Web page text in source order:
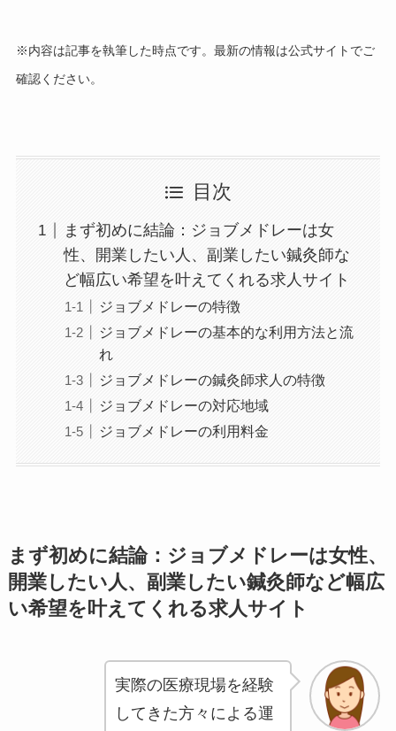
※内容は記事を執筆した時点です。最新の情報は公式サイトでご
確認ください。
目次
まず初めに結論：ジョブメドレーは女
性、開業したい人、副業したい鍼灸師な
ど幅広い希望を叶えてくれる求人サイト
ジョブメドレーの特徴
ジョブメドレーの基本的な利用方法と流
れ
ジョブメドレーの鍼灸師求人の特徴
ジョブメドレーの対応地域
ジョブメドレーの利用料金
まず初めに結論：ジョブメドレーは女性、
開業したい人、副業したい鍼灸師など幅広
い希望を叶えてくれる求人サイト
実際の医療現場を経験
してきた方々による運